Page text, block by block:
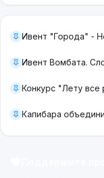
Ивент "Города" -
Ивент Вомбата.
Конкурс "Лету все
Капибара